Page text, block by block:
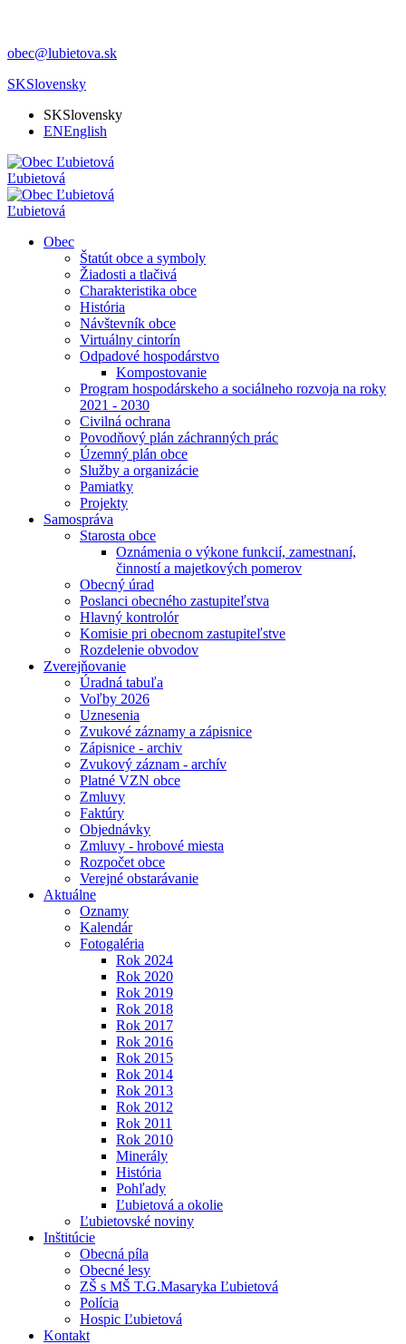
obec@lubietova.sk
SKSlovensky
SKSlovensky
ENEnglish
Ľubietová
Ľubietová
Obec
Štatút obce a symboly
Žiadosti a tlačivá
Charakteristika obce
História
Návštevník obce
Virtuálny cintorín
Odpadové hospodárstvo
Kompostovanie
Program hospodárskeho a sociálneho rozvoja na roky
2021 - 2030
Civilná ochrana
Povodňový plán záchranných prác
Územný plán obce
Služby a organizácie
Pamiatky
Projekty
Samospráva
Starosta obce
Oznámenia o výkone funkcií, zamestnaní,
činností a majetkových pomerov
Obecný úrad
Poslanci obecného zastupiteľstva
Hlavný kontrolór
Komisie pri obecnom zastupiteľstve
Rozdelenie obvodov
Zverejňovanie
Úradná tabuľa
Voľby 2026
Uznesenia
Zvukové záznamy a zápisnice
Zápisnice - archiv
Zvukový záznam - archív
Platné VZN obce
Zmluvy
Faktúry
Objednávky
Zmluvy - hrobové miesta
Rozpočet obce
Verejné obstarávanie
Aktuálne
Oznamy
Kalendár
Fotogaléria
Rok 2024
Rok 2020
Rok 2019
Rok 2018
Rok 2017
Rok 2016
Rok 2015
Rok 2014
Rok 2013
Rok 2012
Rok 2011
Rok 2010
Minerály
História
Pohľady
Ľubietová a okolie
Ľubietovské noviny
Inštitúcie
Obecná píla
Obecné lesy
ZŠ s MŠ T.G.Masaryka Ľubietová
Polícia
Hospic Ľubietová
Kontakt